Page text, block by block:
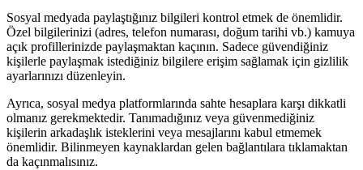
Sosyal medyada paylaştığınız bilgileri kontrol etmek de önemlidir.
Özel bilgilerinizi (adres, telefon numarası, doğum tarihi vb.) kamuya
açık profillerinizde paylaşmaktan kaçının. Sadece güvendiğiniz
kişilerle paylaşmak istediğiniz bilgilere erişim sağlamak için gizlilik
ayarlarınızı düzenleyin.
Ayrıca, sosyal medya platformlarında sahte hesaplara karşı dikkatli
olmanız gerekmektedir. Tanımadığınız veya güvenmediğiniz
kişilerin arkadaşlık isteklerini veya mesajlarını kabul etmemek
önemlidir. Bilinmeyen kaynaklardan gelen bağlantılara tıklamaktan
da kaçınmalısınız.